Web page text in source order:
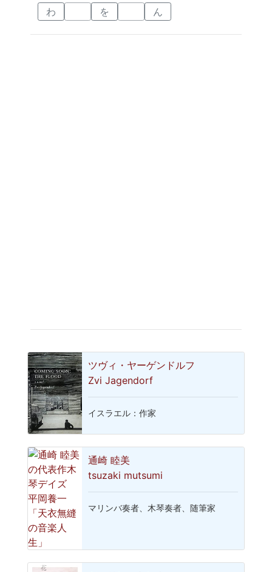
わ
を ん
ツヴィ・ヤーゲンドルフ
Zvi Jagendorf
イスラエル：作家
通崎 睦美
tsuzaki mutsumi
マリンバ奏者、木琴奏者、随筆家